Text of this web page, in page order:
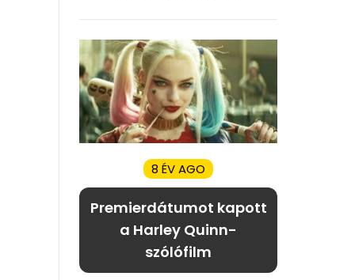
8 ÉV AGO
Premierdátumot kapott
a Harley Quinn-
szólófilm